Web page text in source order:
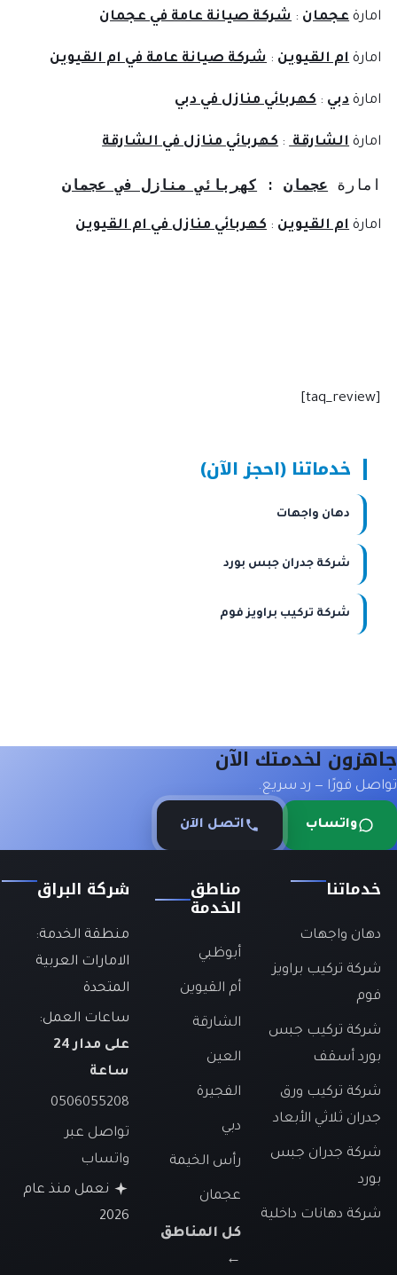
امارة عجمان : شركة صيانة عامة في عجمان
امارة ام القيوين : شركة صيانة عامة في ام القيوين
امارة دبي : كهربائي منازل في دبي
امارة الشارقة : كهربائي منازل في الشارقة
امارة عجمان : كهربائي منازل في عجمان
امارة ام القيوين : كهربائي منازل في ام القيوين
[taq_review]
خدماتنا (احجز الآن)
دهان واجهات
شركة جدران جبس بورد
شركة تركيب براويز فوم
جاهزون لخدمتك الآن
تواصل فورًا — رد سريع.
واتساب اتصل الآن
خدماتنا
دهان واجهات
شركة تركيب براويز
فوم
شركة تركيب جبس
بورد أسقف
شركة تركيب ورق
جدران ثلاثي الأبعاد
شركة جدران جبس
بورد
شركة دهانات داخلية
مناطق
الخدمة
أبوظبي
أم القيوين
الشارقة
العين
الفجيرة
دبي
رأس الخيمة
عجمان
كل المناطق
←
شركة البراق
منطقة الخدمة:
الامارات العربية
المتحدة
ساعات العمل:
على مدار 24
ساعة
0506055208
تواصل عبر
واتساب
نعمل منذ عام
2026